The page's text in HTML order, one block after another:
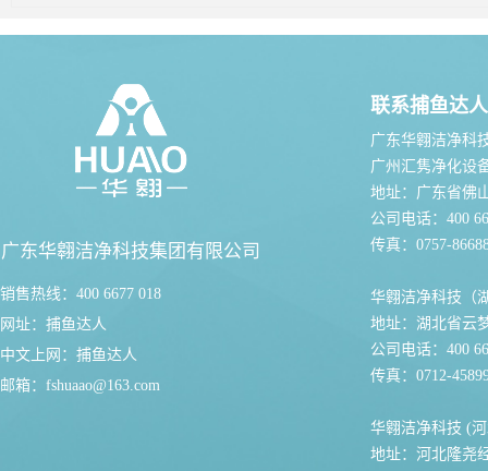
广东华翱洁净科技集团有限公司
销售热线：400 6677 018
网址： 捕鱼达人
中文上网： 捕鱼达人
邮箱： fshuaao@163.com
联系捕鱼达人
广东华翱洁净科
广州汇隽净化设
地址：广东省佛
公司电话：400
传真：0757-
华翱洁净科技（
地址：湖北省云
公司电话：400
传真：0712-
华翱洁净科技 (
地址：河北隆尧